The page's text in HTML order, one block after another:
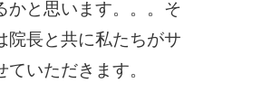
かと思います。。。そ
院長と共に私たちがサ
ていただきます。